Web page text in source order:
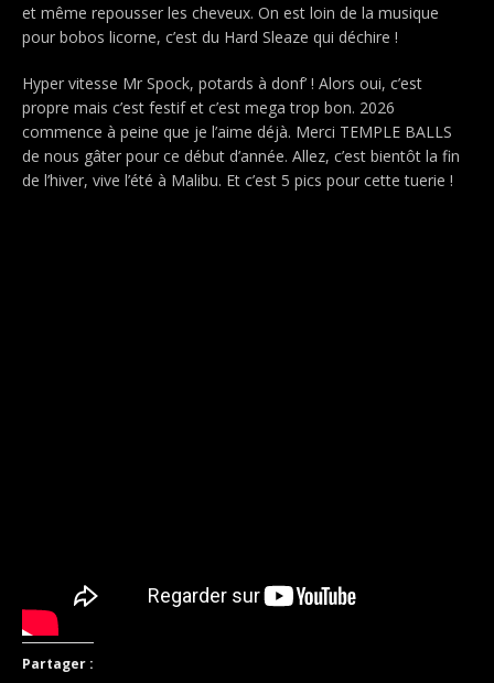
et même repousser les cheveux. On est loin de la musique
pour bobos licorne, c’est du Hard Sleaze qui déchire !
Hyper vitesse Mr Spock, potards à donf’ ! Alors oui, c’est
propre mais c’est festif et c’est mega trop bon. 2026
commence à peine que je l’aime déjà. Merci TEMPLE BALLS
de nous gâter pour ce début d’année. Allez, c’est bientôt la fin
de l’hiver, vive l’été à Malibu. Et c’est 5 pics pour cette tuerie !
Partager :